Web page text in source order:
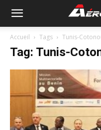
Accueil Tags Tunis-
Tag: Tunis-